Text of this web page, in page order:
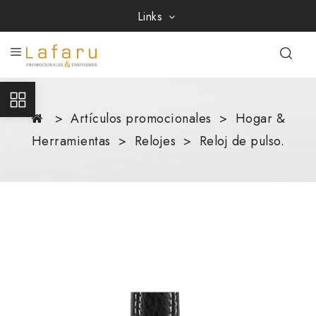
Links
Artículos promocionales
Hogar &
Herramientas
Relojes Reloj de pulso.